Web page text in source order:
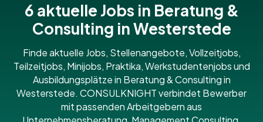
6 aktuelle Jobs in Beratung &
Consulting in Westerstede
Finde aktuelle Jobs, Stellenangebote, Vollzeitjobs,
Teilzeitjobs, Minijobs, Praktika, Werkstudentenjobs und
Ausbildungsplätze in Beratung & Consulting in
Westerstede. CONSULKNIGHT verbindet Bewerber
mit passenden Arbeitgebern aus